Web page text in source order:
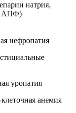
натрия,
АПФ)
нефропатия
уропатия
анемия